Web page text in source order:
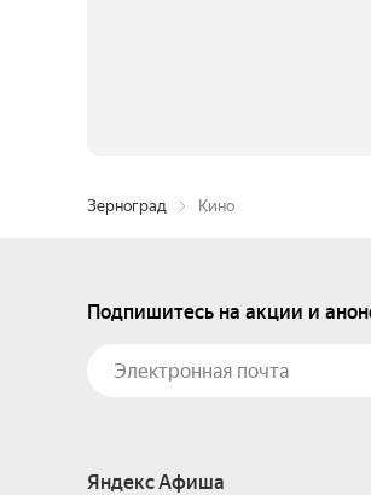
Зерноград Кино
Подпишитесь на акции и
Яндекс Афиша